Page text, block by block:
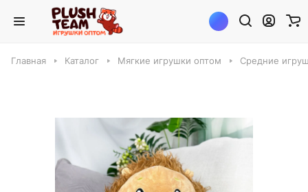
Главная Каталог Мягкие игрушки оптом Средние